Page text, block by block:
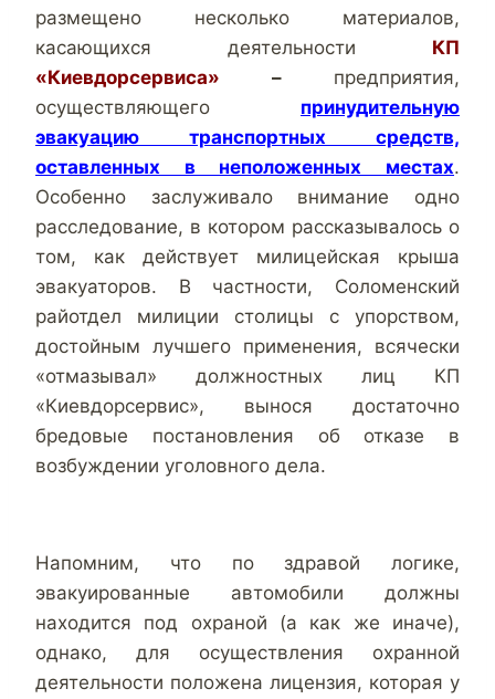
размещено несколько материалов,
касающихся деятельности КП
«Киевдорсервиса» –предприятия,
осуществляющего принудительную
эвакуацию транспортных средств,
оставленных в неположенных местах.
Особенно заслуживало внимание одно
расследование, в котором рассказывалось о
том, как действует милицейская крыша
эвакуаторов. В частности, Соломенский
райотдел милиции столицы с упорством,
достойным лучшего применения, всячески
«отмазывал» должностных лиц КП
«Киевдорсервис», вынося достаточно
бредовые постановления об отказе в
возбуждении уголовного дела.
Напомним, что по здравой логике,
эвакуированные автомобили должны
находится под охраной (а как же иначе),
однако, для осуществления охранной
деятельности положена лицензия, которая у